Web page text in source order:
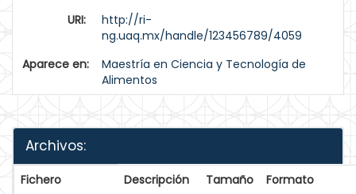
URI:
http://ri-
ng.uaq.mx/handle/123456789/4059
Aparece en:
Maestría en Ciencia y Tecnología de
Alimentos
Archivos:
Fichero Descripción Tamaño Formato